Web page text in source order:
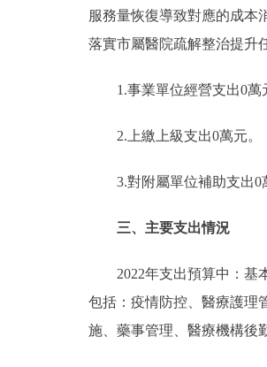
服務量恢復導致對應的成本
落實市屬醫院疏解整治提升
1.事業單位經營支出0萬
2.上繳上級支出0萬元。
3.對附屬單位補助支出0
三、主要支出情況
2022年支出預算中：基本
包括：疫情防控、醫療護理
施、藥事管理、醫療機構後